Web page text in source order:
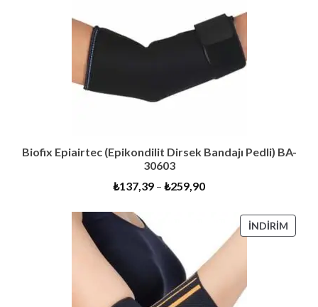
Biofix Epiairtec (Epikondilit Dirsek Bandajı Pedli) BA-
30603
₺137,39 – ₺259,90
İNDIRIM
ÜRÜN